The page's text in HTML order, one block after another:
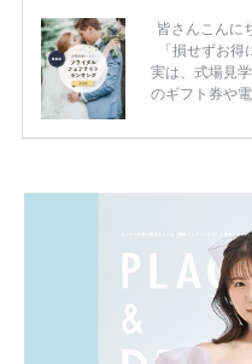
皆さんこんに
「損せずお
実は、式場見
のギフト券や
ため、比較せ
一番お得？」
解決します。
ング